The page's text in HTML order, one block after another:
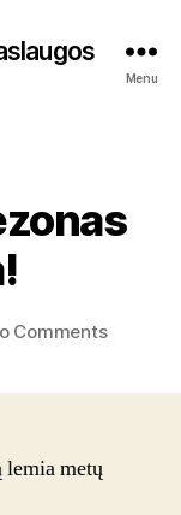
Menu
Commentson
metų